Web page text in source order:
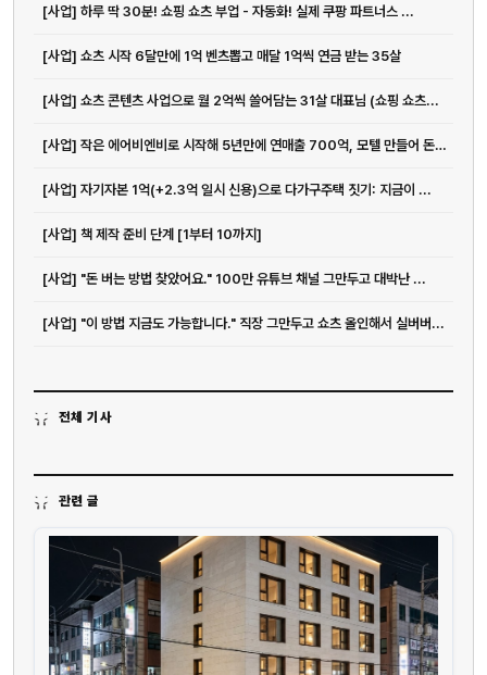
[사업] 하루 딱 30분! 쇼핑 쇼츠 부업 - 자동화! 실제 쿠팡 파트너스 ...
[사업] 쇼츠 시작 6달만에 1억 벤츠뽑고 매달 1억씩 연금 받는 35살
[사업] 쇼츠 콘텐츠 사업으로 월 2억씩 쓸어담는 31살 대표님 (쇼핑 쇼츠...
[사업] 작은 에어비엔비로 시작해 5년만에 연매출 700억, 모텔 만들어 돈버는 37살
[사업] 자기자본 1억(+2.3억 일시 신용)으로 다가구주택 짓기: 지금이 ...
[사업] 책 제작 준비 단계 [1부터 10까지]
[사업] "돈 버는 방법 찾았어요." 100만 유튜브 채널 그만두고 대박난 ...
[사업] "이 방법 지금도 가능합니다." 직장 그만두고 쇼츠 올인해서 실버버...
전체 기사
관련 글